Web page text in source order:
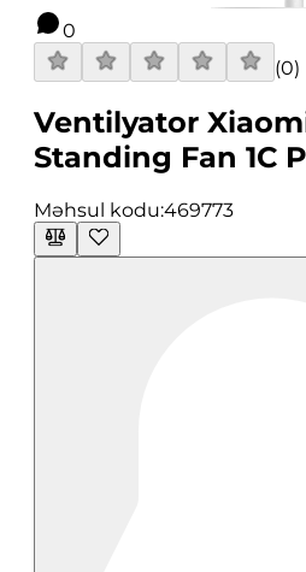
0
(0)
Ventilyator
Standing Fan 1C
Məhsul kodu:469773